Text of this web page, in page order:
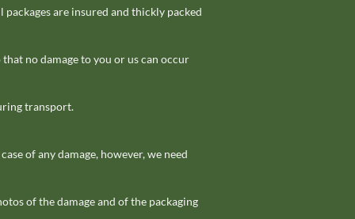
packages are insured and thickly packed
that no damage to you or us can occur
transport.
of any damage, however, we need
of the damage and of the packaging